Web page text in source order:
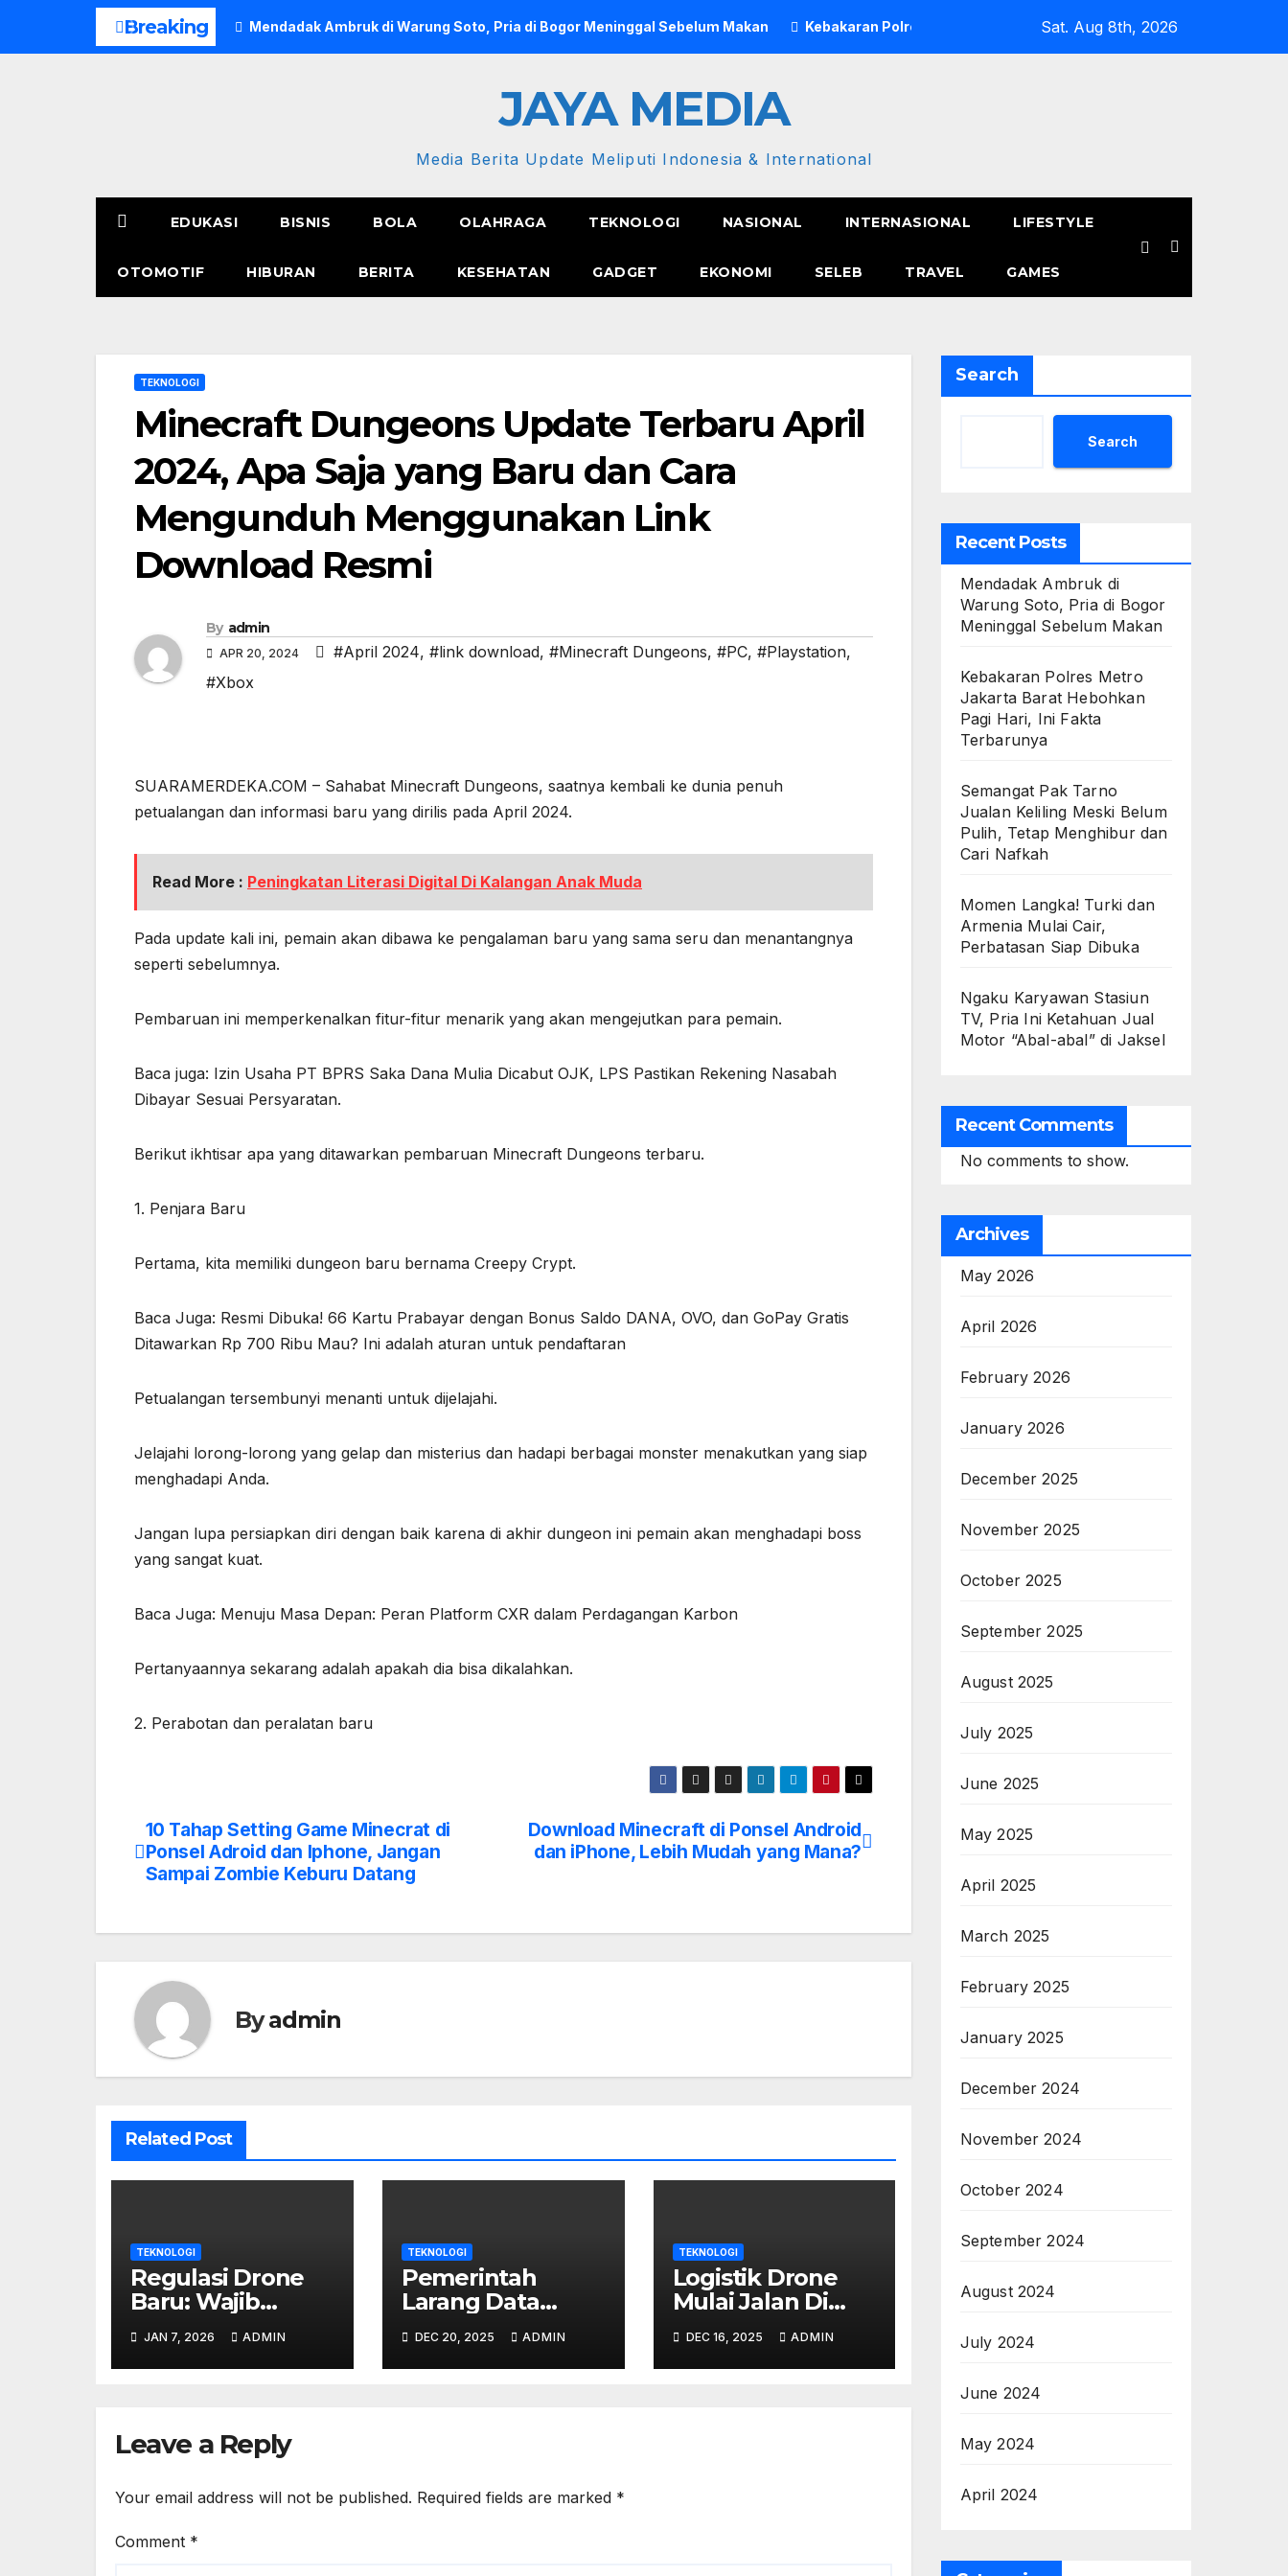
Breaking Mendadak Ambruk di Warung Soto, Pria di Bogor Meninggal Sebelum Makan Kebakaran Polres Metro Jakarta Barat Hebohkan Pagi Hari, Ini Fakta
Sat. Aug 8th, 2026
JAYA MEDIA
Media Berita Update Meliputi Indonesia & International
EDUKASI BISNIS BOLA OLAHRAGA TEKNOLOGI NASIONAL INTERNASIONAL LIFESTYLE
OTOMOTIF HIBURAN BERITA KESEHATAN GADGET EKONOMI SELEB TRAVEL GAMES
TEKNOLOGI
Minecraft Dungeons Update Terbaru April
2024, Apa Saja yang Baru dan Cara
Mengunduh Menggunakan Link
Download Resmi
By admin
APR 20, 2024 #April 2024, #link download, #Minecraft Dungeons, #PC, #Playstation,
#Xbox
SUARAMERDEKA.COM – Sahabat Minecraft Dungeons, saatnya kembali ke dunia penuh
petualangan dan informasi baru yang dirilis pada April 2024.
Read More : Peningkatan Literasi Digital Di Kalangan Anak Muda
Pada update kali ini, pemain akan dibawa ke pengalaman baru yang sama seru dan menantangnya
seperti sebelumnya.
Pembaruan ini memperkenalkan fitur-fitur menarik yang akan mengejutkan para pemain.
Baca juga: Izin Usaha PT BPRS Saka Dana Mulia Dicabut OJK, LPS Pastikan Rekening Nasabah
Dibayar Sesuai Persyaratan.
Berikut ikhtisar apa yang ditawarkan pembaruan Minecraft Dungeons terbaru.
1. Penjara Baru
Pertama, kita memiliki dungeon baru bernama Creepy Crypt.
Baca Juga: Resmi Dibuka! 66 Kartu Prabayar dengan Bonus Saldo DANA, OVO, dan GoPay Gratis
Ditawarkan Rp 700 Ribu Mau? Ini adalah aturan untuk pendaftaran
Petualangan tersembunyi menanti untuk dijelajahi.
Jelajahi lorong-lorong yang gelap dan misterius dan hadapi berbagai monster menakutkan yang siap
menghadapi Anda.
Jangan lupa persiapkan diri dengan baik karena di akhir dungeon ini pemain akan menghadapi boss
yang sangat kuat.
Baca Juga: Menuju Masa Depan: Peran Platform CXR dalam Perdagangan Karbon
Pertanyaannya sekarang adalah apakah dia bisa dikalahkan.
2. Perabotan dan peralatan baru
Post
navigation
Download Minecraft di Ponsel Android
dan iPhone, Lebih Mudah yang Mana?
10 Tahap Setting Game Minecrat di
Ponsel Adroid dan Iphone, Jangan
Sampai Zombie Keburu Datang
Byadmin
Related Post
TEKNOLOGI
Regulasi Drone
Baru: Wajib
Registrasi Atau
Disita??
JAN 7, 2026 ADMIN
TEKNOLOGI
Pemerintah
Larang Data
Warga Disimpan
Di Cloud Asing,
Apa Dampaknya?
DEC 20, 2025 ADMIN
TEKNOLOGI
Logistik Drone
Mulai Jalan Di
Kota X –
Pengiriman Paket
1 Jam Jadi Nyata
DEC 16, 2025 ADMIN
Leave a Reply
Your email address will not be published. Required fields are marked *
Comment *
Search
Search
Recent Posts
Mendadak Ambruk di
Warung Soto, Pria di Bogor
Meninggal Sebelum Makan
Kebakaran Polres Metro
Jakarta Barat Hebohkan
Pagi Hari, Ini Fakta
Terbarunya
Semangat Pak Tarno
Jualan Keliling Meski Belum
Pulih, Tetap Menghibur dan
Cari Nafkah
Momen Langka! Turki dan
Armenia Mulai Cair,
Perbatasan Siap Dibuka
Ngaku Karyawan Stasiun
TV, Pria Ini Ketahuan Jual
Motor “Abal-abal” di Jaksel
Recent Comments
No comments to show.
Archives
May 2026
April 2026
February 2026
January 2026
December 2025
November 2025
October 2025
September 2025
August 2025
July 2025
June 2025
May 2025
April 2025
March 2025
February 2025
January 2025
December 2024
November 2024
October 2024
September 2024
August 2024
July 2024
June 2024
May 2024
April 2024